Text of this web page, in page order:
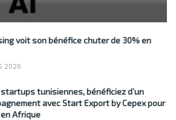
voit son bénéfice chuter de 30% en
2026
tunisiennes, bénéficiez d’un
avec Start Export by Cepex pour
Afrique